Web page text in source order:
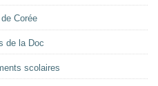
Corée
de la Doc
scolaires